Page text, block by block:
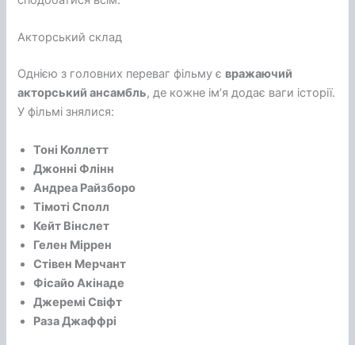
Акторський склад
Однією з головних переваг фільму є вражаючий
акторський ансамбль, де кожне ім’я додає ваги історії.
У фільмі знялися:
Тоні Коллетт
Джонні Флінн
Андреа Райзборо
Тімоті Сполл
Кейт Вінслет
Гелен Міррен
Стівен Мерчант
Фісайо Акінаде
Джеремі Свіфт
Раза Джаффрі